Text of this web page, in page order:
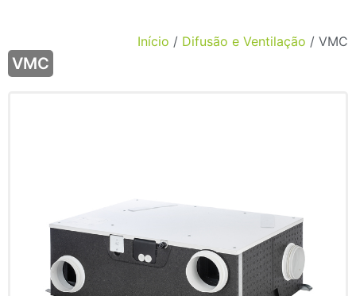
Início / Difusão e Ventilação / VMC
VMC